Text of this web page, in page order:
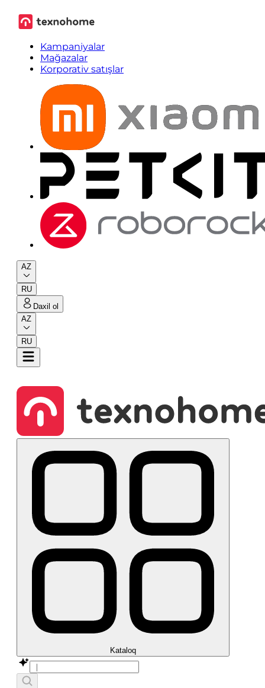
Kampaniyalar
Mağazalar
Korporativ satışlar
AZ
RU
Daxil ol
AZ
RU
Kataloq